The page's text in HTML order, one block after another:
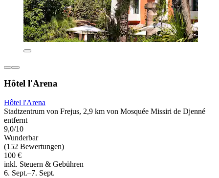
Hôtel l'Arena
Hôtel l'Arena
Stadtzentrum von Frejus, 2,9 km von Mosquée Missiri de Djenné
entfernt
9,0/10
Wunderbar
(152 Bewertungen)
100 €
inkl. Steuern & Gebühren
6. Sept.–7. Sept.